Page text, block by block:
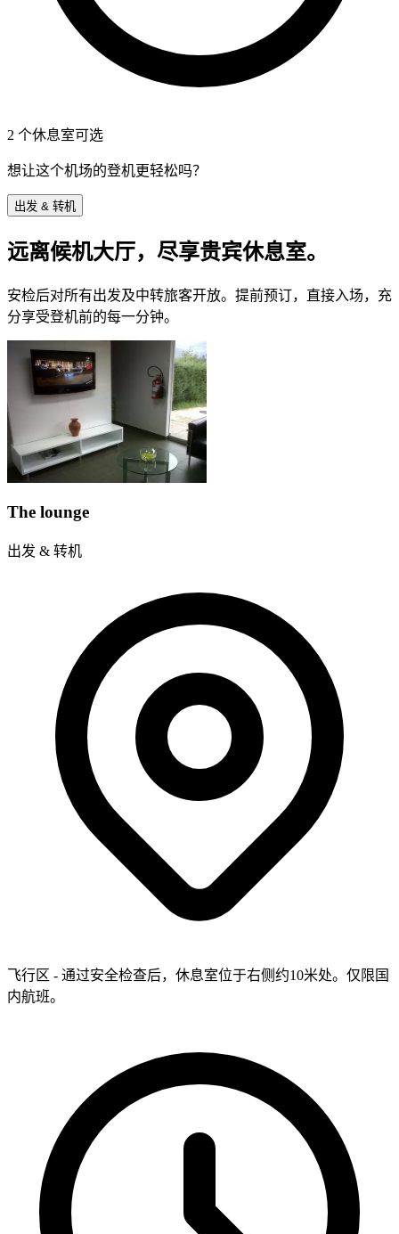
2 个休息室可选
想让这个机场的登机更轻松吗？
出发 & 转机
远离候机大厅，尽享贵宾休息室。
安检后对所有出发及中转旅客开放。提前预订，直接入场，充
分享受登机前的每一分钟。
The lounge
出发 & 转机
飞行区 - 通过安全检查后，休息室位于右侧约10米处。仅限国
内航班。